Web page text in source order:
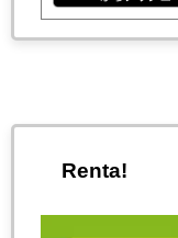
Renta!